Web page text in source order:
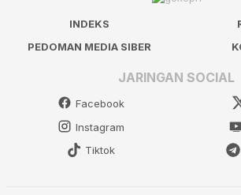
INDEKS
PEDOMAN MEDIA SIBER
JARINGAN SOCIAL
Facebook
Instagram
Tiktok